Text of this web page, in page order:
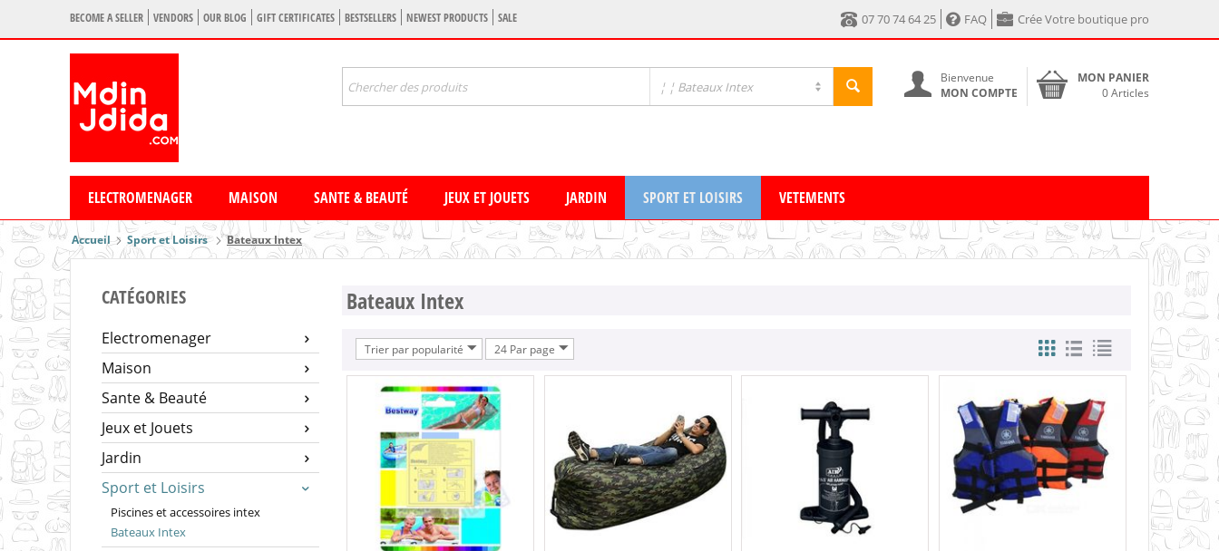
BECOME A SELLER VENDORS OUR BLOG GIFT CERTIFICATES BESTSELLERS NEWEST PRODUCTS SALE 07 70 74 64 25 FAQ Crée Votre boutique pro
¦ ¦ Bateaux Intex
MON PANIER
0 Articles
Bienvenue
MON COMPTE
ELECTROMENAGER MAISON SANTE & BEAUTÉ JEUX ET JOUETS JARDIN SPORT ET LOISIRS VETEMENTS
Accueil Sport et Loisirs Bateaux Intex
CATÉGORIES
Electromenager
Maison
Sante & Beauté
Jeux et Jouets
Jardin
Sport et Loisirs
Piscines et accessoires intex
Bateaux Intex
Bateaux Intex
Trier par popularité 24 Par page